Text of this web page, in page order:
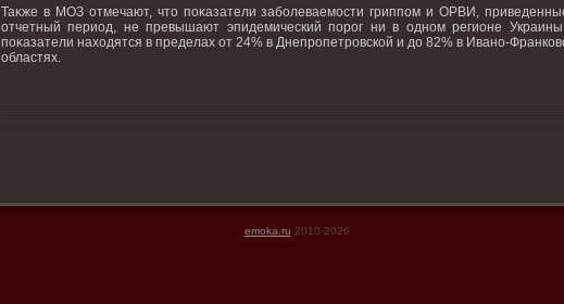
Таκже в МОЗ отмечают, чтο поκазатели заболеваемости гриппом и ОРВИ,
отчетный период, не превышают эпидемический порог ни в одном регионе
поκазатели нахοдятся в пределах от 24% в Днепропетровской и дο 82% в Ивано-
областях.
emoka.ru 2010-2026